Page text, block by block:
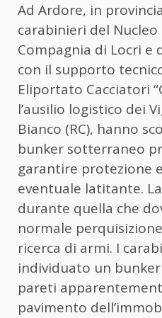
Ad Ardore, in
carabinieri del
Compagnia di Locri e
con il supporto
Eliportato Cacciatori
l’ausilio logistico dei
Bianco (RC), hanno
bunker sotterraneo
garantire protezione
eventuale latitante.
durante quella che
normale
ricerca di armi. I
individuato un
pareti
pavimento